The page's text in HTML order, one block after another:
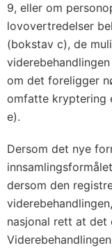
9, eller om
lovovertredelser
(bokstav c), de
om det foreligger
omfatte kryptering
e).
Dersom det nye
dersom den
nasjonal rett at det